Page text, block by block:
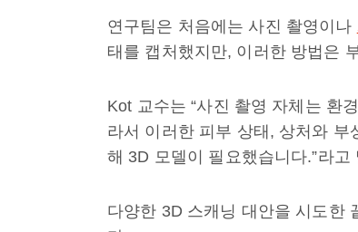
연구팀은 처음에는 사진 촬영이나
태를 캡처했지만, 이러한 방법은
Kot 교수는 “사진 촬영 자체는 환
라서 이러한 피부 상태, 상처와 부
해 3D 모델이 필요했습니다.”라고
다양한 3D 스캐닝 대안을 시도한